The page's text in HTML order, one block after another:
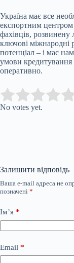
Україна має все
експортним центром
фахівців, розвинену
ключові міжнародні
потенціал – і має
умови кредитування
оперативно.
Rate this item:
No votes yet.
Залишити відповідь
Ваша e-mail адреса не
позначені *
Ім’я *
Email *